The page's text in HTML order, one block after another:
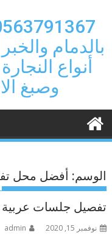
content
بالدمام
أنواع
وصبغ
الوسم: أفضل محل
تفصيل جلسات عربية بالخبر
نوفمبر 15, 2020 admin